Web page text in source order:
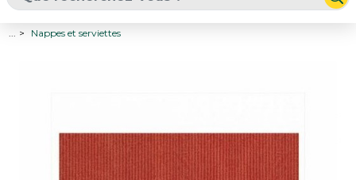
Nappes et serviettes